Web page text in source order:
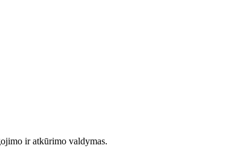
ir atkūrimo valdymas.